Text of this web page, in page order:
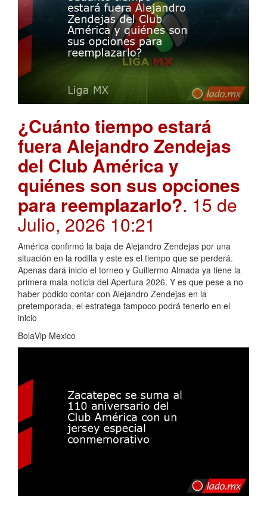
¿Cuánto tiempo estará
fuera Alejandro Zendejas
del Club América y
quiénes son sus opciones
para reemplazarlo?. 15 de
Julio, 2026 10:21
América confirmó la baja de Alejandro Zendejas por una
situación en la rodilla y este es el tiempo que se perderá.
Apenas dará inicio el torneo y Guillermo Almada ya tiene la
primera mala noticia del Apertura 2026. Y es que pese a no
haber podido contar con Alejandro Zendejas en la
pretemporada, el estratega tampoco podrá tenerlo en el
inicio
BolaVip Mexico